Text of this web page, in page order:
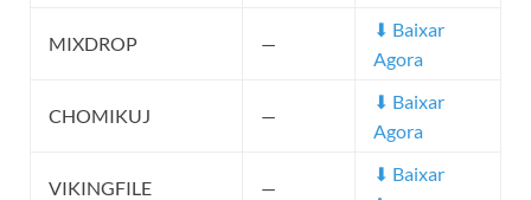
MIXDROP —
⬇ Baixar
Agora
CHOMIKUJ —
⬇ Baixar
Agora
VIKINGFILE —
⬇ Baixar